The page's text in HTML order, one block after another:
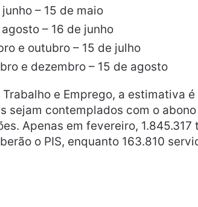
– 15 de maio
– 16 de junho
e outubro – 15 de julho
e dezembro – 15 de agosto
e Emprego, a estimativa
sejam contemplados com o
Apenas em fevereiro, 1.845.317
o PIS, enquanto 163.810